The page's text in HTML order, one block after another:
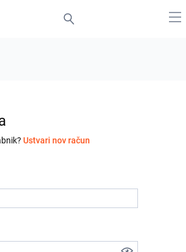
Ustvari nov račun